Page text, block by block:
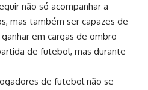
não só acompanhar a
mas também ser capazes de
em cargas de ombro
de futebol, mas durante
de futebol não se